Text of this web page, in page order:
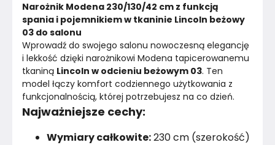
Powierzchnia spania 120x200 cm
Konstrukcja szkieletu Płyta wiórowa i drewno
Rodzaj tkaniny Sztruks
Wielkość Trzyosobowa
Nowoczesny
Narożnik Modena 230/130/42 cm z funkcją
spania i pojemnikiem w tkaninie Lincoln beżowy
03 do salonu
Wprowadź do swojego salonu nowoczesną elegancję
i lekkość dzięki narożnikowi Modena tapicerowanemu
tkaniną Lincoln w odcieniu beżowym 03. Ten
model łączy komfort codziennego użytkowania z
funkcjonalnością, której potrzebujesz na co dzień.
Najważniejsze cechy:
Wymiary całkowite:230 cm (szerokość)